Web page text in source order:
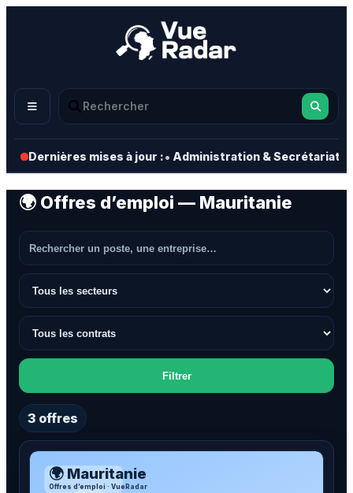
Dernières mises à jour :• Administration & Secrétariat
🌍 Offres d’emploi — Mauritanie
Filtrer
3 offres
🌍 Mauritanie
Offres d’emploi · VueRadar